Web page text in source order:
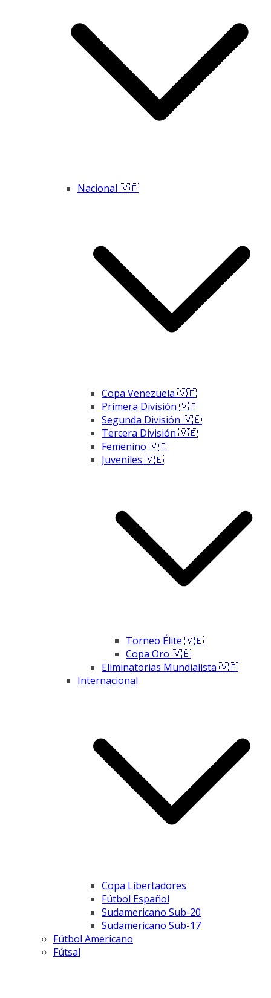
Nacional 🇻🇪
Copa Venezuela 🇻🇪
Primera División 🇻🇪
Segunda División 🇻🇪
Tercera División 🇻🇪
Femenino 🇻🇪
Juveniles 🇻🇪
Torneo Élite 🇻🇪
Copa Oro 🇻🇪
Eliminatorias Mundialista 🇻🇪
Internacional
Copa Libertadores
Fútbol Español
Sudamericano Sub-20
Sudamericano Sub-17
Fútbol Americano
Fútsal